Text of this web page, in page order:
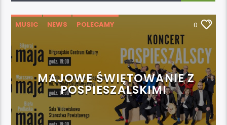
MUSIC NEWS
POLECAMY
WYDARZENIA
0
MAJOWE ŚWIĘTOWANIE Z
POSPIESZALSKIMI